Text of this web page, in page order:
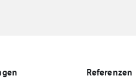
Referenzen